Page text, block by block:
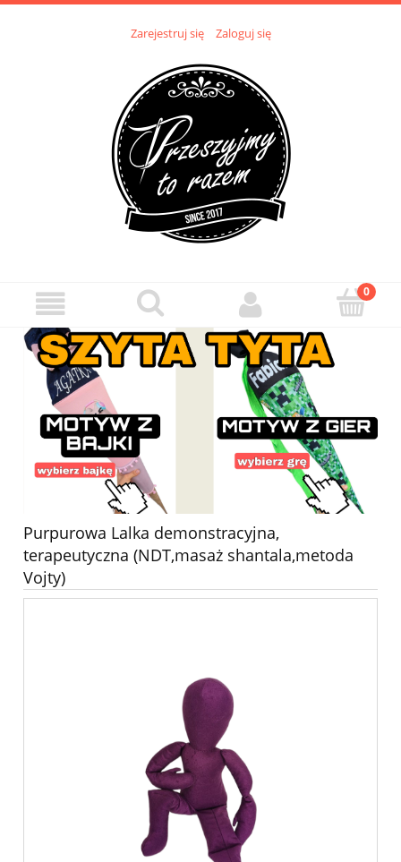
Zarejestruj się Zaloguj się
Purpurowa Lalka demonstracyjna,
terapeutyczna (NDT,masaż shantala,metoda
Vojty)